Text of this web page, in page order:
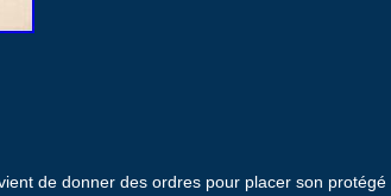
de donner des ordres pour placer son protégé